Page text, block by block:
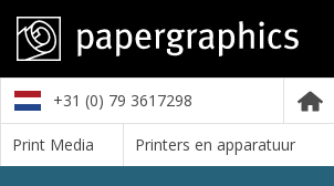
+31 (0) 79 3617298
Print Media Printers en apparatuur